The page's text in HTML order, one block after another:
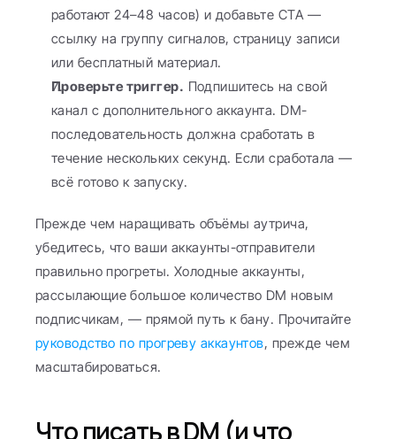
работают 24–48 часов) и добавьте CTA —
ссылку на группу сигналов, страницу записи
или бесплатный материал.
Проверьте триггер. Подпишитесь на свой
канал с дополнительного аккаунта. DM-
последовательность должна сработать в
течение нескольких секунд. Если сработала —
всё готово к запуску.
Прежде чем наращивать объёмы аутрича,
убедитесь, что ваши аккаунты-отправители
правильно прогреты. Холодные аккаунты,
рассылающие большое количество DM новым
руководство по прогреву аккаунтов, прежде чем
масштабироваться.
Что писать в DM (и что